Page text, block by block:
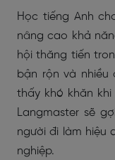
Học tiếng Anh
nâng cao khả
hội thăng tiến
bận rộn và nhiều
thấy khó khăn
Langmaster sẽ
người đi làm hiệu
nghiệp.